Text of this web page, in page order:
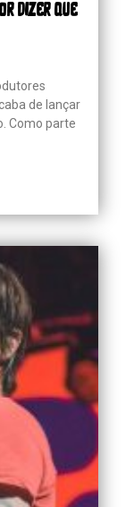
dizer que
de lançar
Como parte